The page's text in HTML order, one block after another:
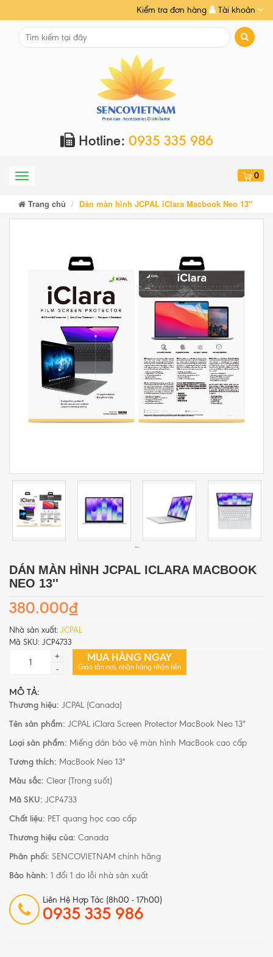
Kiểm tra đơn hàng Tài khoản
Hotline: 0935 335 986
Menu 0
Trang chủ Dán màn hình JCPAL iClara Macbook Neo 13''
DÁN MÀN HÌNH JCPAL ICLARA MACBOOK
NEO 13''
380.000₫
Nhà sản xuất: JCPAL
Mã SKU: JCP4733
+
-
MUA HÀNG NGAY
Giao tận nơi, nhận hàng nhận tiền
MÔ TẢ:
Thương hiệu: JCPAL (Canada)
Tên sản phẩm: JCPAL iClara Screen Protector MacBook Neo 13"
Loại sản phẩm: Miếng dán bảo vệ màn hình MacBook cao cấp
Tương thích: MacBook Neo 13"
Màu sắc: Clear (Trong suốt)
Mã SKU: JCP4733
Chất liệu: PET quang học cao cấp
Thương hiệu của: Canada
Phân phối: SENCOVIETNAM chính hãng
Bảo hành: 1 đổi 1 do lỗi nhà sản xuất
Liên Hệ Hợp Tác (8h00 - 17h00)
0935 335 986